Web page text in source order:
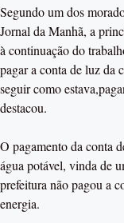
Segundo um dos
Jornal da Manhã, a
à continuação do
pagar a conta de luz da
seguir como
destacou.
O pagamento da conta
água potável, vinda de
prefeitura não pagou a
energia.